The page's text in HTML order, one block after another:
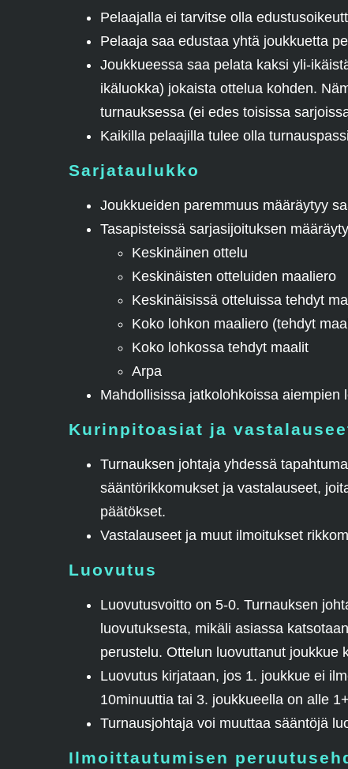
Pelaajalla ei tarvitse olla
Pelaaja saa edustaa yhtä joukkuetta
Joukkueessa saa pelata kaksi yli-
ikäluokka) jokaista ottelua kohden.
turnauksessa (ei edes toisissa
Kaikilla pelaajilla tulee olla
Sarjataulukko
Joukkueiden paremmuus määräytyy
Tasapisteissä sarjasijoituksen
Keskinäinen ottelu
Keskinäisten otteluiden maaliero
Keskinäisissä otteluissa tehdyt
Koko lohkon maaliero (tehdyt
Koko lohkossa tehdyt maalit
Arpa
Mahdollisissa jatkolohkoissa
Kurinpitoasiat ja
Turnauksen johtaja yhdessä
sääntörikkomukset ja vastalauseet,
päätökset.
Vastalauseet ja muut ilmoitukset
Luovutus
Luovutusvoitto on 5-0. Turnauksen
luovutuksesta, mikäli asiassa
perustelu. Ottelun luovuttanut joukkue
Luovutus kirjataan, jos 1. joukkue ei
10minuuttia tai 3. joukkueella on alle
Turnausjohtaja voi muuttaa sääntöjä
Ilmoittautumisen